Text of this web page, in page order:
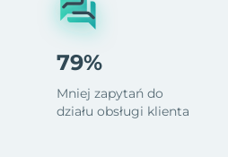
79%
Mniej zapytań do
działu obsługi klienta